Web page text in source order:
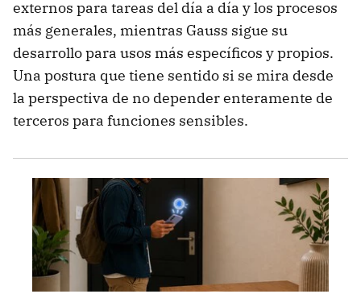
externos para tareas del día a día y los procesos
más generales, mientras Gauss sigue su
desarrollo para usos más específicos y propios.
Una postura que tiene sentido si se mira desde
la perspectiva de no depender enteramente de
terceros para funciones sensibles.